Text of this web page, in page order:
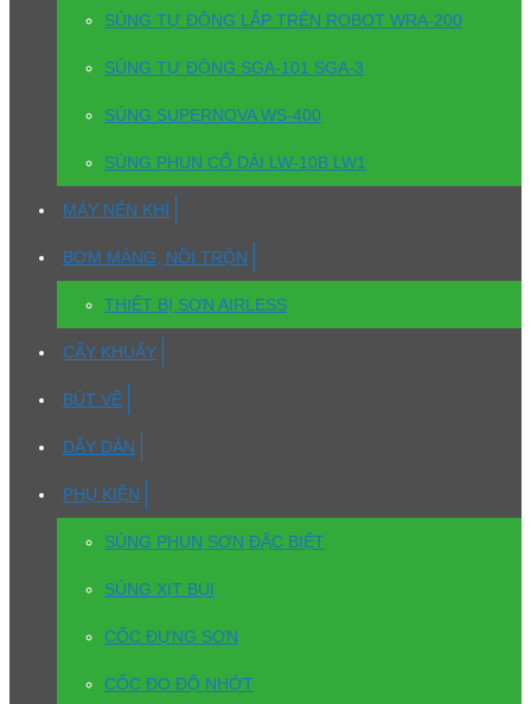
SÚNG TỰ ĐỘNG LẮP TRÊN ROBOT WRA-200
SÚNG TỰ ĐỘNG SGA-101 SGA-3
SÚNG SUPERNOVA WS-400
SÚNG PHUN CỔ DÀI LW-10B LW1
MÁY NÉN KHÍ
BƠM MÀNG, NỒI TRỘN
THIẾT BỊ SƠN AIRLESS
CÂY KHUẤY
BÚT VẼ
DÂY DẪN
PHỤ KIỆN
SÚNG PHUN SƠN ĐẶC BIỆT
SÚNG XỊT BỤI
CỐC ĐỰNG SƠN
CỐC ĐO ĐỘ NHỚT